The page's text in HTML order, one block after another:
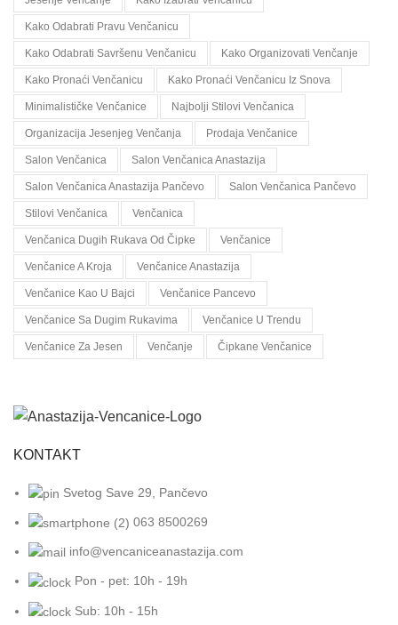
Kako Odabrati Pravu Venčanicu
Kako Odabrati Savršenu Venčanicu Kako Organizovati Venčanje
Kako Pronaći Venčanicu Kako Pronaći Venčanicu Iz Snova
Minimalističke Venčanice Najbolji Stilovi Venčanica
Organizacija Jesenjeg Venčanja Prodaja Venčanice
Salon Venčanica Salon Venčanica Anastazija
Salon Venčanica Anastazija Pančevo Salon Venčanica Pančevo
Stilovi Venčanica Venčanica
Venčanica Dugih Rukava Od Čipke Venčanice
Venčanice A Kroja Venčanice Anastazija
Venčanice Kao U Bajci Venčanice Pancevo
Venčanice Sa Dugim Rukavima Venčanice U Trendu
Venčanice Za Jesen Venčanje Čipkane Venčanice
KONTAKT
Svetog Save 29, Pančevo
063 8500269
info@vencaniceanastazija.com
Pon - pet: 10h - 19h
Sub: 10h - 15h